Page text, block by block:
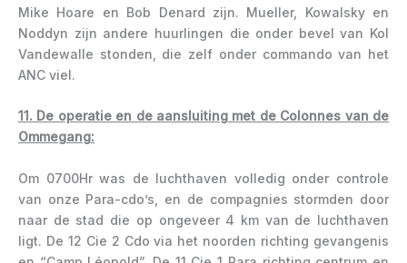
Mike Hoare en Bob Denard zijn. Mueller, Kowalsky en
Noddyn zijn andere huurlingen die onder bevel van Kol
Vandewalle stonden, die zelf onder commando van het
ANC viel.
11. De operatie en de aansluiting met de Colonnes van de
Ommegang:
Om 0700Hr was de luchthaven volledig onder controle
van onze Para-cdo’s, en de compagnies stormden door
naar de stad die op ongeveer 4 km van de luchthaven
ligt. De 12 Cie 2 Cdo via het noorden richting gevangenis